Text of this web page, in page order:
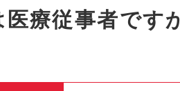
医療従事者です